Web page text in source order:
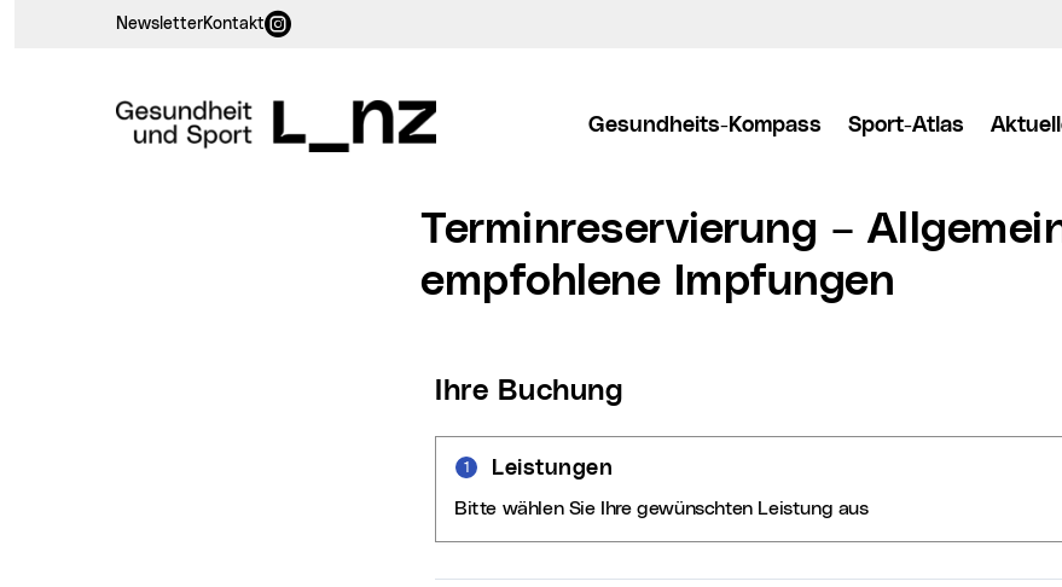
NewsletterKontaktInstagram (neues Fenster)
Gesundheits-Kompass Sport-Atlas
Terminreservierung –
empfohlene Impfungen